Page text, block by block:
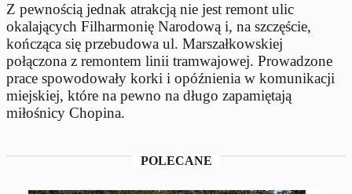
Z pewnością jednak atrakcją nie jest remont ulic
okalających Filharmonię Narodową i, na szczęście,
kończąca się przebudowa ul. Marszałkowskiej
połączona z remontem linii tramwajowej. Prowadzone
prace spowodowały korki i opóźnienia w komunikacji
miejskiej, które na pewno na długo zapamiętają
miłośnicy Chopina.
POLECANE